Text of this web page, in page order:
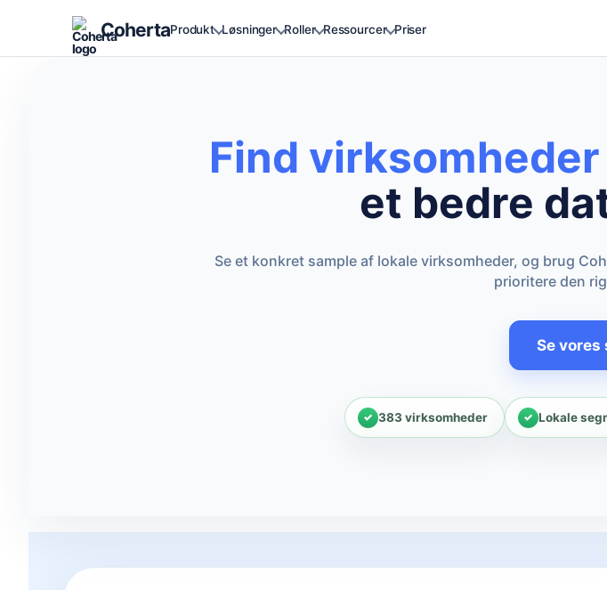
CohertaProdukt Løsninger Roller Ressourcer Priser
Find
et bedre
Se et konkret sample af lokale virksomheder, og brug
prioritere den
Se vores
383 virksomheder Lokale